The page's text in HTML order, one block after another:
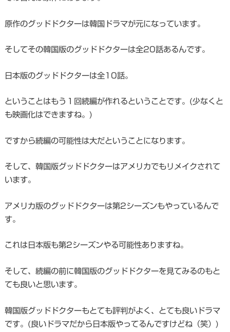
原作のグッドドクターは韓国ドラマが元になっています。
そしてその韓国版のグッドドクターは全20話あるんです。
日本版のグッドドクターは全10話。
ということはもう１回続編が作れるということです。(少なくと
も映画化はできますね。)
ですから続編の可能性は大だということになります。
そして、韓国版グッドドクターはアメリカでもリメイクされて
います。
アメリカ版のグッドドクターは第2シーズンもやっているんで
す。
これは日本版も第2シーズンやる可能性ありますね。
そして、続編の前に韓国版のグッドドクターを見てみるのもと
ても良いと思います。
韓国版グッドドクターもとても評判がよく、とても良いドラマ
です。(良いドラマだから日本版やってるんですけどね（笑）)